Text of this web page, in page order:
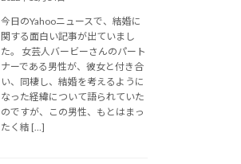
今日のYahooニュースで、結婚に
関する面白い記事が出ていまし
た。 女芸人バービーさんのパート
ナーである男性が、彼女と付き合
い、同棲し、結婚を考えるように
なった経緯について語られていた
のですが、この男性、もとはまっ
たく結 […]